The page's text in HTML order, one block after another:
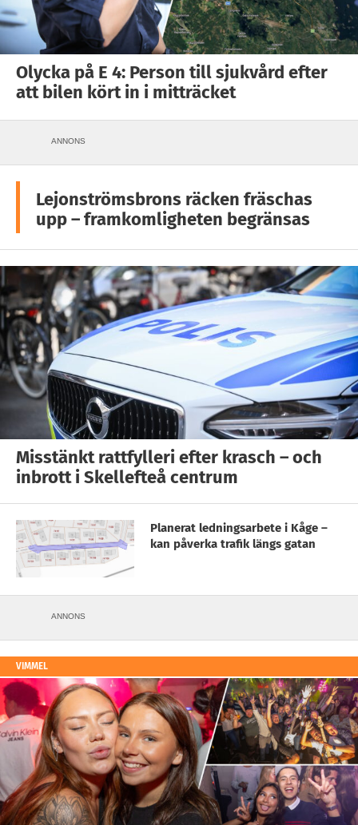
Olycka på E 4: Person till sjukvård efter
att bilen kört in i mitträcket
ANNONS
Lejonströmsbrons räcken fräschas
upp – framkomligheten begränsas
Misstänkt rattfylleri efter krasch – och
inbrott i Skellefteå centrum
Planerat ledningsarbete i Kåge –
kan påverka trafik längs gatan
ANNONS
VIMMEL